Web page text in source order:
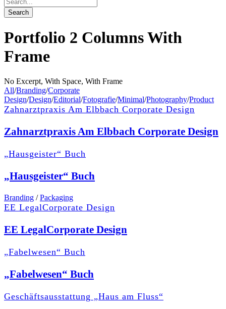
Portfolio 2 Columns With
Frame
No Excerpt, With Space, With Frame
All/Branding/Corporate
Design/Design/Editorial/Fotografie/Minimal/Photography/Product
Zahnarztpraxis Am Elbbach Corporate Design
Zahnarztpraxis Am Elbbach Corporate Design
„Hausgeister“ Buch
„Hausgeister“ Buch
Branding / Packaging
EE LegalCorporate Design
EE LegalCorporate Design
„Fabelwesen“ Buch
„Fabelwesen“ Buch
Geschäftsausstattung „Haus am Fluss“